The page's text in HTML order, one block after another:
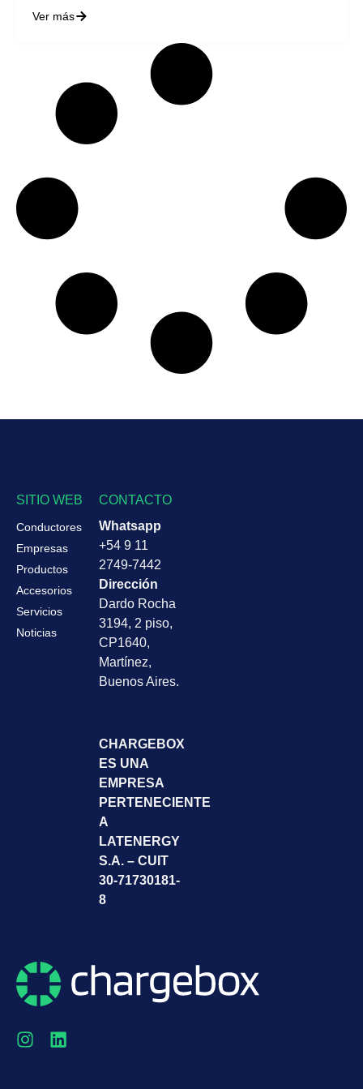
Ver más
SITIO WEB
Conductores
Empresas
Productos
Accesorios
Servicios
Noticias
CONTACTO
Whatsapp
+54 9 11
2749-7442
Dirección
Dardo Rocha
3194, 2 piso,
CP1640,
Martínez,
Buenos Aires.
CHARGEBOX
ES UNA
EMPRESA
PERTENECIENTE
A
LATENERGY
S.A. – CUIT
30-71730181-
8